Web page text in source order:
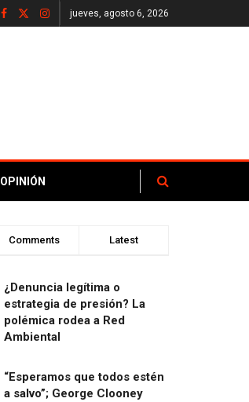
jueves, agosto 6, 2026
OPINIÓN
Comments Latest
¿Denuncia legítima o
estrategia de presión? La
polémica rodea a Red
Ambiental
“Esperamos que todos estén
a salvo”; George Clooney